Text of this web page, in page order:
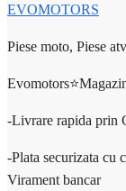
EVOMOTORS
Piese moto, Piese
-Livrare rapida prin
-Plata securizata cu
Virament bancar